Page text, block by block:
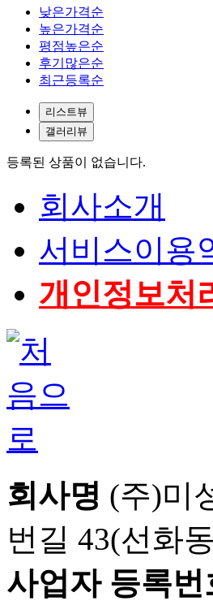
낮은가격순
높은가격순
평점높은순
후기많은순
최근등록순
리스트뷰
갤러리뷰
등록된 상품이 없습니다.
회사소개
서비스이용
개인정보처
회사명 (주)미
번길 43(선화
사업자 등록번